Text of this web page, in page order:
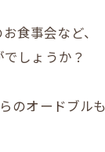
食事会など、
しょうか？
のオードブルも